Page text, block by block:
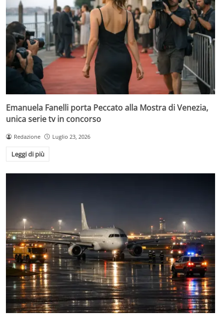
Emanuela Fanelli porta Peccato alla Mostra di Venezia,
unica serie tv in concorso
Redazione Luglio 23, 2026
Leggi di più